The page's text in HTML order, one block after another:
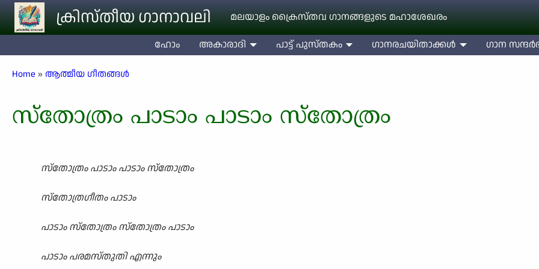
Skip to main contentക്രിസ്തീയ ഗാനാവലി മലയാളം ക്രൈസ്തവ ഗാനങ്ങളുടെ മഹാശേഖരം
ഹോം അകാരാദി പാട്ട് പുസ്തകം ഗാനരചയിതാക്കള്‍ ഗാന
Breadcrumb
Home ആത്മീയ ഗീതങ്ങൾ
സ്തോത്രം പാടാം പാടാം സ്തോത്രം
സ്തോത്രം പാടാം പാടാം സ്തോത്രം
സ്തോത്രഗീതം പാടാം
പാടാം സ്തോത്രം സ്തോത്രം പാടാം
പാടാം പരമസ്തുതി എന്നും